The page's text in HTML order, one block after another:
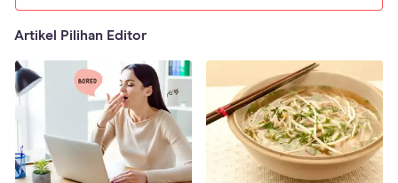
Artikel Pilihan Editor